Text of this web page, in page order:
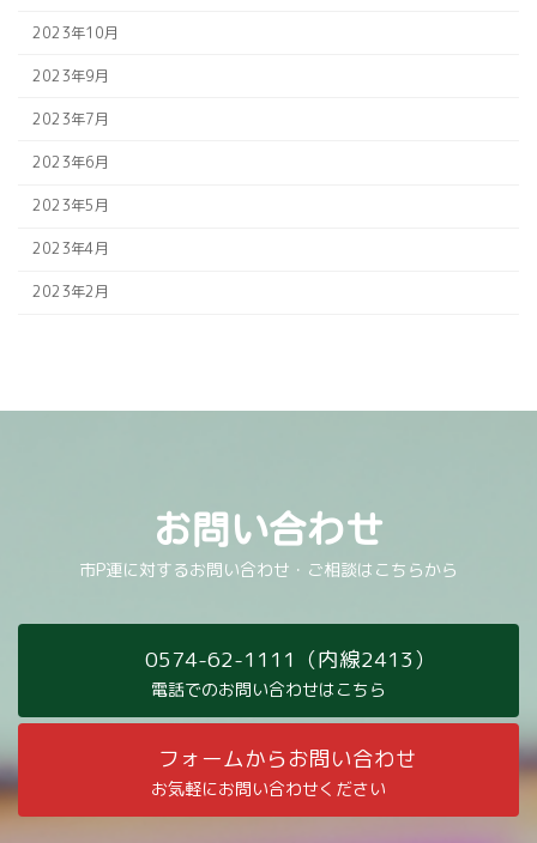
2023年10月
2023年9月
2023年7月
2023年6月
2023年5月
2023年4月
2023年2月
お問い合わせ
市P連に対するお問い合わせ・ご相談はこちらから
0574-62-1111（内線2413）
電話でのお問い合わせはこちら
フォームからお問い合わせ
お気軽にお問い合わせください